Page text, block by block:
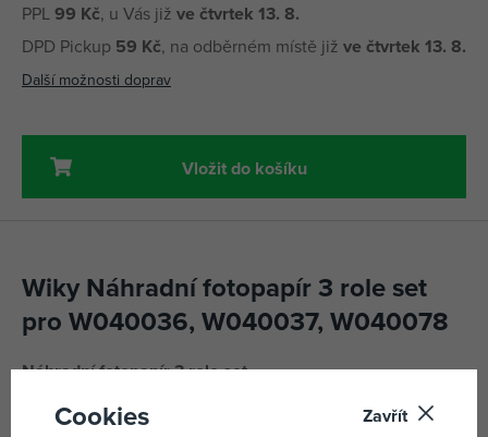
PPL99 Kč, u Vás již ve čtvrtek 13. 8.
DPD Pickup 59 Kč, na odběrném místě již ve čtvrtek 13. 8.
Další možnosti doprav
Vložit do košíku
Wiky Náhradní fotopapír 3 role set
pro W040036, W040037, W040078
Náhradní fotopapír 3 role set.
Určeno pro proložky W040036, W040037, W040078,
Cookies Zavřít